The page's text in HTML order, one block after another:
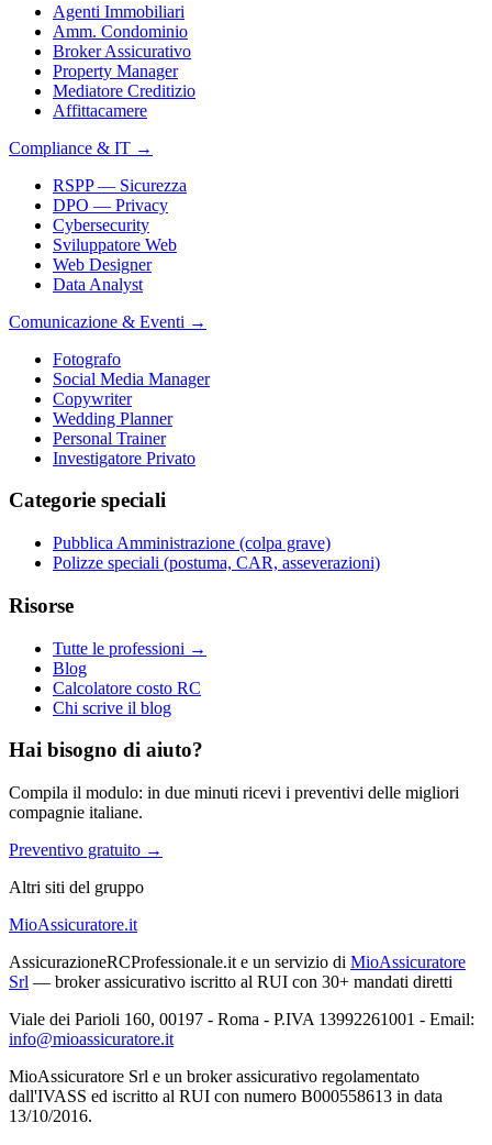
Agenti Immobiliari
Amm. Condominio
Broker Assicurativo
Property Manager
Mediatore Creditizio
Affittacamere
Compliance & IT →
RSPP — Sicurezza
DPO — Privacy
Cybersecurity
Sviluppatore Web
Web Designer
Data Analyst
Comunicazione & Eventi →
Fotografo
Social Media Manager
Copywriter
Wedding Planner
Personal Trainer
Investigatore Privato
Categorie speciali
Pubblica Amministrazione (colpa grave)
Polizze speciali (postuma, CAR, asseverazioni)
Risorse
Tutte le professioni →
Blog
Calcolatore costo RC
Chi scrive il blog
Hai bisogno di aiuto?
Compila il modulo: in due minuti ricevi i preventivi delle migliori
compagnie italiane.
Preventivo gratuito →
Altri siti del gruppo
MioAssicuratore.it
AssicurazioneRCProfessionale.it e un servizio di MioAssicuratore
Srl — broker assicurativo iscritto al RUI con 30+ mandati diretti
Viale dei Parioli 160, 00197 - Roma - P.IVA 13992261001 - Email:
info@mioassicuratore.it
MioAssicuratore Srl e un broker assicurativo regolamentato
dall'IVASS ed iscritto al RUI con numero B000558613 in data
13/10/2016.